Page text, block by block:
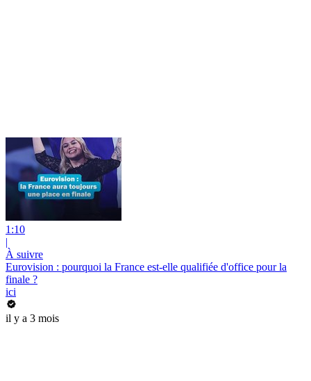
1:10
|
À suivre
Eurovision : pourquoi la France est-elle qualifiée d'office pour la
finale ?
ici
il y a 3 mois